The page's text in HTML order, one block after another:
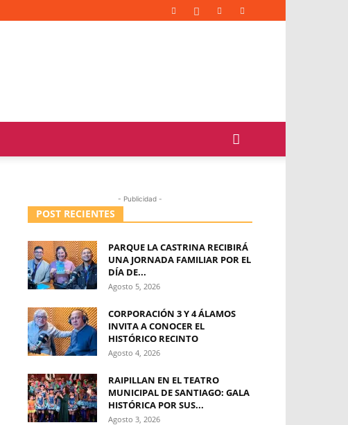
- Publicidad -
POST RECIENTES
PARQUE LA CASTRINA RECIBIRÁ
UNA JORNADA FAMILIAR POR EL
DÍA DE...
Agosto 5, 2026
CORPORACIÓN 3 Y 4 ÁLAMOS
INVITA A CONOCER EL
HISTÓRICO RECINTO
Agosto 4, 2026
RAIPILLAN EN EL TEATRO
MUNICIPAL DE SANTIAGO: GALA
HISTÓRICA POR SUS...
Agosto 3, 2026